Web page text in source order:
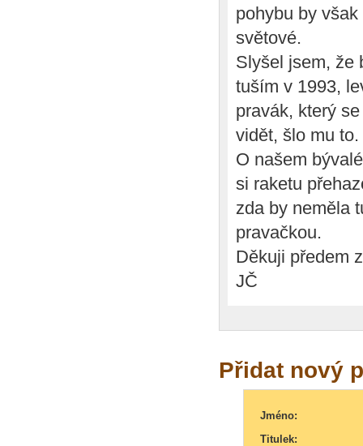
pohybu by
světové.
Slyšel jsem, že
tuším v 1993,
pravák, který
vidět, šlo mu to.
O našem
si raketu
zda by neměla
pravačkou.
Děkuji předem
JČ
Přidat nový
Jméno:
Titulek: